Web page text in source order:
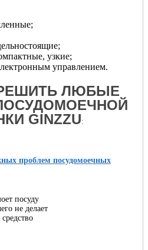
узкие;
управлением.
ЛЮБЫЕ
GINZZU:
проблем посудомоечных
посуду
не делает